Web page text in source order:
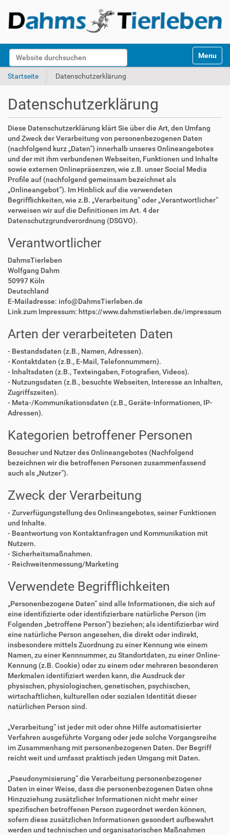
Website durchsuchen
k
Toggle
Startseite Datenschutzerklärung
Datenschutzerklärung
Diese Datenschutzerklärung klärt Sie über die Art, den Umfang
und Zweck der Verarbeitung von personenbezogenen Daten
(nachfolgend kurz „Daten“) innerhalb unseres Onlineangebotes
und der mit ihm verbundenen Webseiten, Funktionen und Inhalte
sowie externen Onlinepräsenzen, wie z.B. unser Social Media
Profile auf (nachfolgend gemeinsam bezeichnet als
„Onlineangebot“). Im Hinblick auf die verwendeten
Begrifflichkeiten, wie z.B. „Verarbeitung“ oder „Verantwortlicher“
verweisen wir auf die Definitionen im Art. 4 der
Datenschutzgrundverordnung (DSGVO).
Verantwortlicher
DahmsTierleben
Wolfgang Dahm
50997 Köln
Deutschland
E-Mailadresse: info@DahmsTierleben.de
Link zum Impressum: https://www.dahmstierleben.de/impressum
Arten der verarbeiteten Daten
- Bestandsdaten (z.B., Namen, Adressen).
- Kontaktdaten (z.B., E-Mail, Telefonnummern).
- Inhaltsdaten (z.B., Texteingaben, Fotografien, Videos).
- Nutzungsdaten (z.B., besuchte Webseiten, Interesse an Inhalten,
Zugriffszeiten).
- Meta-/Kommunikationsdaten (z.B., Geräte-Informationen, IP-
Adressen).
Kategorien betroffener Personen
Besucher und Nutzer des Onlineangebotes (Nachfolgend
bezeichnen wir die betroffenen Personen zusammenfassend
auch als „Nutzer“).
Zweck der Verarbeitung
- Zurverfügungstellung des Onlineangebotes, seiner Funktionen
und Inhalte.
- Beantwortung von Kontaktanfragen und Kommunikation mit
Nutzern.
- Sicherheitsmaßnahmen.
- Reichweitenmessung/Marketing
Verwendete Begrifflichkeiten
„Personenbezogene Daten“ sind alle Informationen, die sich auf
eine identifizierte oder identifizierbare natürliche Person (im
Folgenden „betroffene Person“) beziehen; als identifizierbar wird
eine natürliche Person angesehen, die direkt oder indirekt,
insbesondere mittels Zuordnung zu einer Kennung wie einem
Namen, zu einer Kennnummer, zu Standortdaten, zu einer Online-
Kennung (z.B. Cookie) oder zu einem oder mehreren besonderen
Merkmalen identifiziert werden kann, die Ausdruck der
physischen, physiologischen, genetischen, psychischen,
wirtschaftlichen, kulturellen oder sozialen Identität dieser
natürlichen Person sind.
„Verarbeitung“ ist jeder mit oder ohne Hilfe automatisierter
Verfahren ausgeführte Vorgang oder jede solche Vorgangsreihe
im Zusammenhang mit personenbezogenen Daten. Der Begriff
reicht weit und umfasst praktisch jeden Umgang mit Daten.
„Pseudonymisierung“ die Verarbeitung personenbezogener
Daten in einer Weise, dass die personenbezogenen Daten ohne
Hinzuziehung zusätzlicher Informationen nicht mehr einer
spezifischen betroffenen Person zugeordnet werden können,
sofern diese zusätzlichen Informationen gesondert aufbewahrt
werden und technischen und organisatorischen Maßnahmen